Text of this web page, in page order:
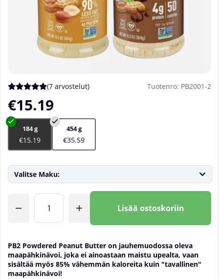
Keskiarvoluokitus 5 / 5 Arvioiden määrä 7
(7 arvostelut) Tuotenro: PB2001-2
€15.19
184 g
€15.19
454 g
€35.59
Valitse Maku:
Lisää ostoskoriin
PB2 Powdered Peanut Butter on jauhemuodossa oleva
maapähkinävoi, joka ei ainoastaan maistu upealta, vaan
sisältää myös 85% vähemmän kaloreita kuin "tavallinen"
maapähkinävoi!